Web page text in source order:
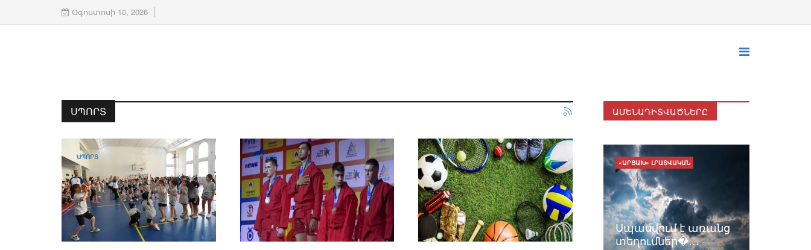
Օգոստոսի 10, 2026
ՍՊՈՐՏ
ՍՊՈՐՏ ՍՊՈՐՏ ՍՊՈՐՏ
ԱՄԵՆԱԴԻՏՎԱԾՆԵՐԸ
Սպասվում է առանց
տեղումներ�…
«ԱՐՑԱԽ» ԼՐԱՏՎԱԿԱՆ